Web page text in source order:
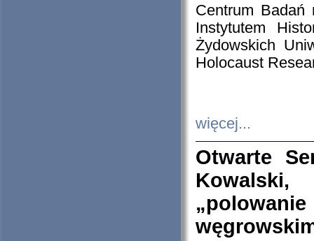
Centrum Badań
Instytutem
Żydowskich
Holocaust
więcej...
Otwarte